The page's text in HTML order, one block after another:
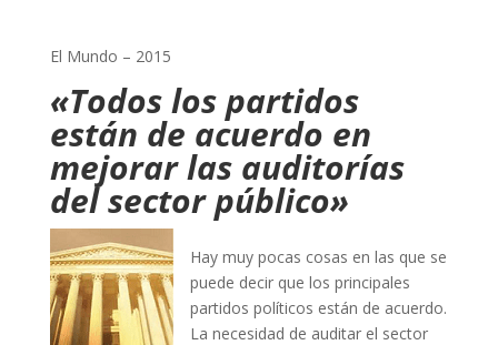
El Mundo – 2015
«Todos los partidos
están de acuerdo en
mejorar las auditorías
del sector público»
Hay muy pocas cosas en las que se
puede decir que los principales
partidos políticos están de acuerdo.
La necesidad de auditar el sector